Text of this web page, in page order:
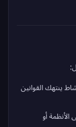
ينتهك القوانين
أو